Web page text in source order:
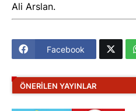
Ali Arslan.
Facebook
ÖNERILEN YAYINLAR